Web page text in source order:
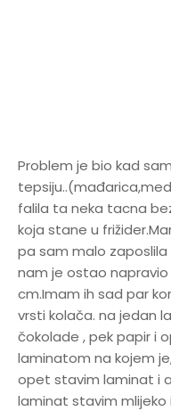
Problem je bio kad
falila ta neka tacna
koja stane u
pa sam malo zaposlila
nam je ostao napravio
cm.Imam ih sad par
vrsti kolača. na jedan
čokolade , pek papir i
laminatom na kojem
opet stavim laminat i
laminat stavim mlijeko